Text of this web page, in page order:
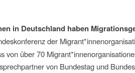
in Deutschland haben
der
von über 70
von Bundestag und